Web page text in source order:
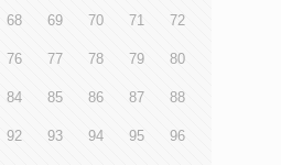
68 69 70 71 72
76 77 78 79 80
84 85 86 87 88
92 93 94 95 96